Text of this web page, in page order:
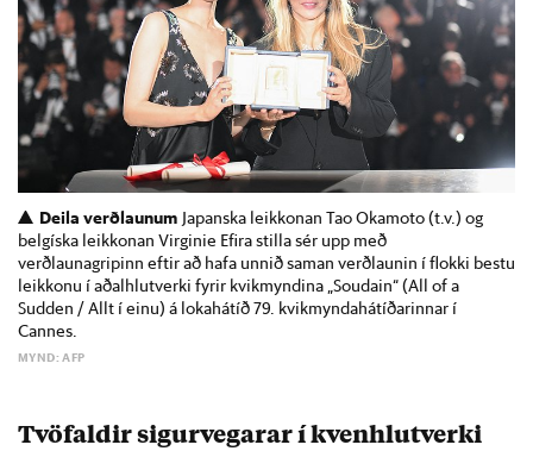
Deila verðlaunum Japanska leikkonan Tao Okamoto (t.v.) og
belgíska leikkonan Virginie Efira stilla sér upp með
verðlaunagripinn eftir að hafa unnið saman verðlaunin í flokki bestu
leikkonu í aðalhlutverki fyrir kvikmyndina „Soudain“ (All of a
Sudden / Allt í einu) á lokahátíð 79. kvikmyndahátíðarinnar í
Cannes.
MYND: AFP
Tvöfaldir sigurvegarar í kvenhlutverki